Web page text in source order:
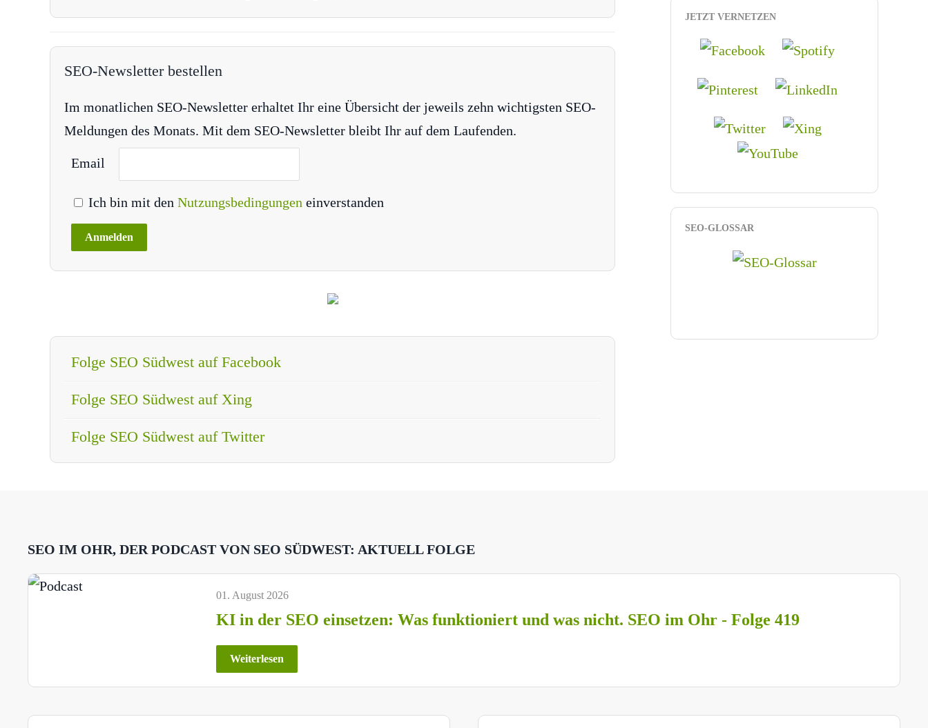
SEO-Newsletter bestellen
Im monatlichen SEO-Newsletter erhaltet Ihr eine Übersicht der jeweils zehn wichtigsten SEO-
Meldungen des Monats. Mit dem SEO-Newsletter bleibt Ihr auf dem Laufenden.
Email
Ich bin mit den Nutzungsbedingungen einverstanden
Folge SEO Südwest auf Facebook
Folge SEO Südwest auf Xing
Folge SEO Südwest auf Twitter
JETZT VERNETZEN
SEO-GLOSSAR
SEO IM OHR, DER PODCAST VON SEO SÜDWEST: AKTUELL FOLGE
01. August 2026
KI in der SEO einsetzen: Was funktioniert und was nicht. SEO im Ohr - Folge 419
Weiterlesen